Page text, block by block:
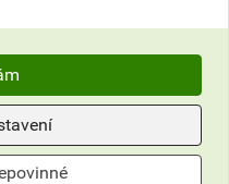
ochrany
nebo moduly chytré
podle normy EN 60715.